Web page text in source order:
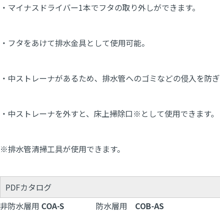
・マイナスドライバー1本でフタの取り外しができます。
・フタをあけて排水金具として使用可能。
・中ストレーナがあるため、排水管へのゴミなどの侵入を防
・中ストレーナを外すと、床上掃除口※として使用できます。
※排水管清掃工具が使用できます。
PDFカタログ
非防水層用 COA-S 防水層用 COB-AS